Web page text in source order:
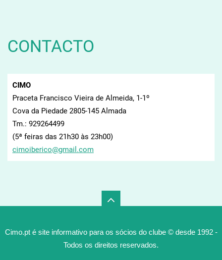
CONTACTO
CIMO
Praceta Francisco Vieira de Almeida, 1-1º
Cova da Piedade 2805-145 Almada
Tm.: 929264499
(5ª feiras das 21h30 às 23h00)
cimoiberico@gmai l.com
Cimo.pt é site informativo para os sócios do clube © desde 1992 -
Todos os direitos reservados.